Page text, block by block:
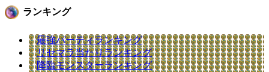
ランキング
最強パーティランキング
リセマラ当たりランキング
降臨モンスターランキング